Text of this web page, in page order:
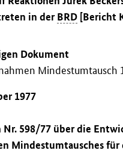
in derBRD [Bericht
Dokument
Mindestumtausch
1977
598/77 über die
Mindestumtausches für